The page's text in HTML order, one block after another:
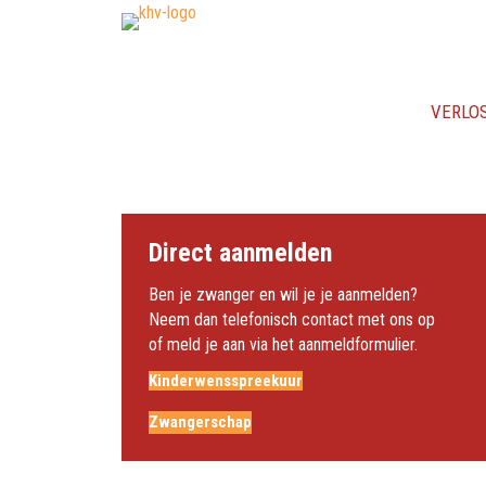
Direct aanmelden
Ben je zwanger en wil je je aanmelden?
Neem dan telefonisch contact met ons op
of meld je aan via het aanmeldformulier.
Kinderwensspreekuur
Zwangerschap